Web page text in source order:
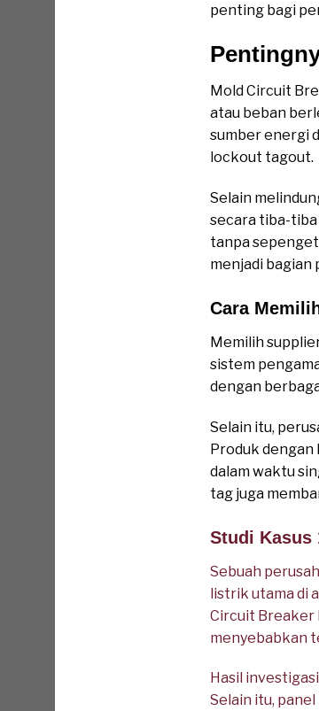
penting bagi
Mold Circuit
atau beban
sumber energi
lockout tagout.
Selain
secara tiba-
tanpa
menjadi bagian
Cara
Memilih
sistem
dengan
Selain itu,
Produk dengan
dalam waktu
tag juga
Studi Kasus
Sebuah
listrik utama di
Circuit Breaker
menyebabkan
Hasil
Selain itu,